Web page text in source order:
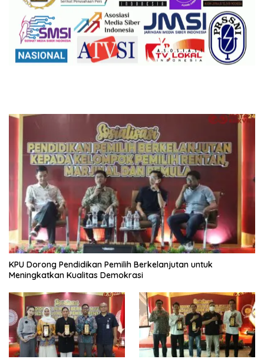
KPU Dorong Pendidikan Pemilih Berkelanjutan untuk
Meningkatkan Kualitas Demokrasi